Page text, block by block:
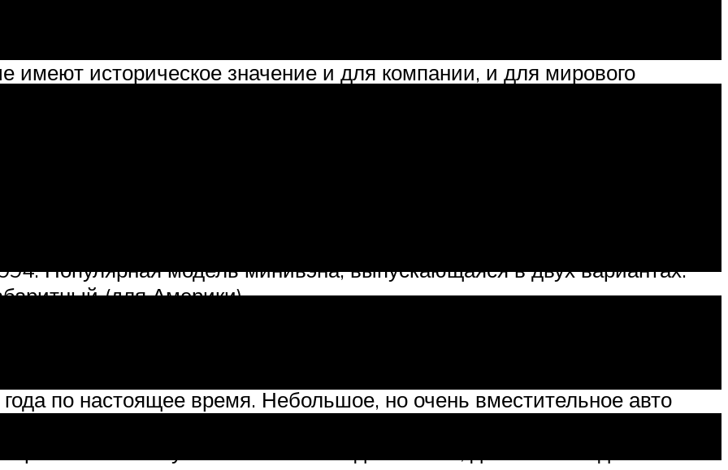
имеют историческое значение и для компании, и для мирового
T360 (1963—1967) — компактный пикап-грузовичок — пришелся по
строителям.
с 2010-го года, очень популярное в США.
Популярная модель минивэна, выпускающаяся в двух вариантах:
(для Америки).
авто с возможностью выбора комплектации.
году. Это кроссовер, объединивший все лучшие качества марки. До сих
проходимость, вместительность.
по настоящее время. Небольшое, но очень вместительное авто
и низким расходом топлива.
S-series. Выпускался в течение десяти лет, до 2009-го года.